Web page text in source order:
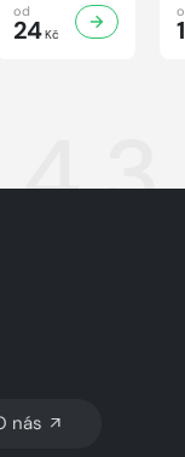
od
24Kč
TMAVÝ REŽIM
nás